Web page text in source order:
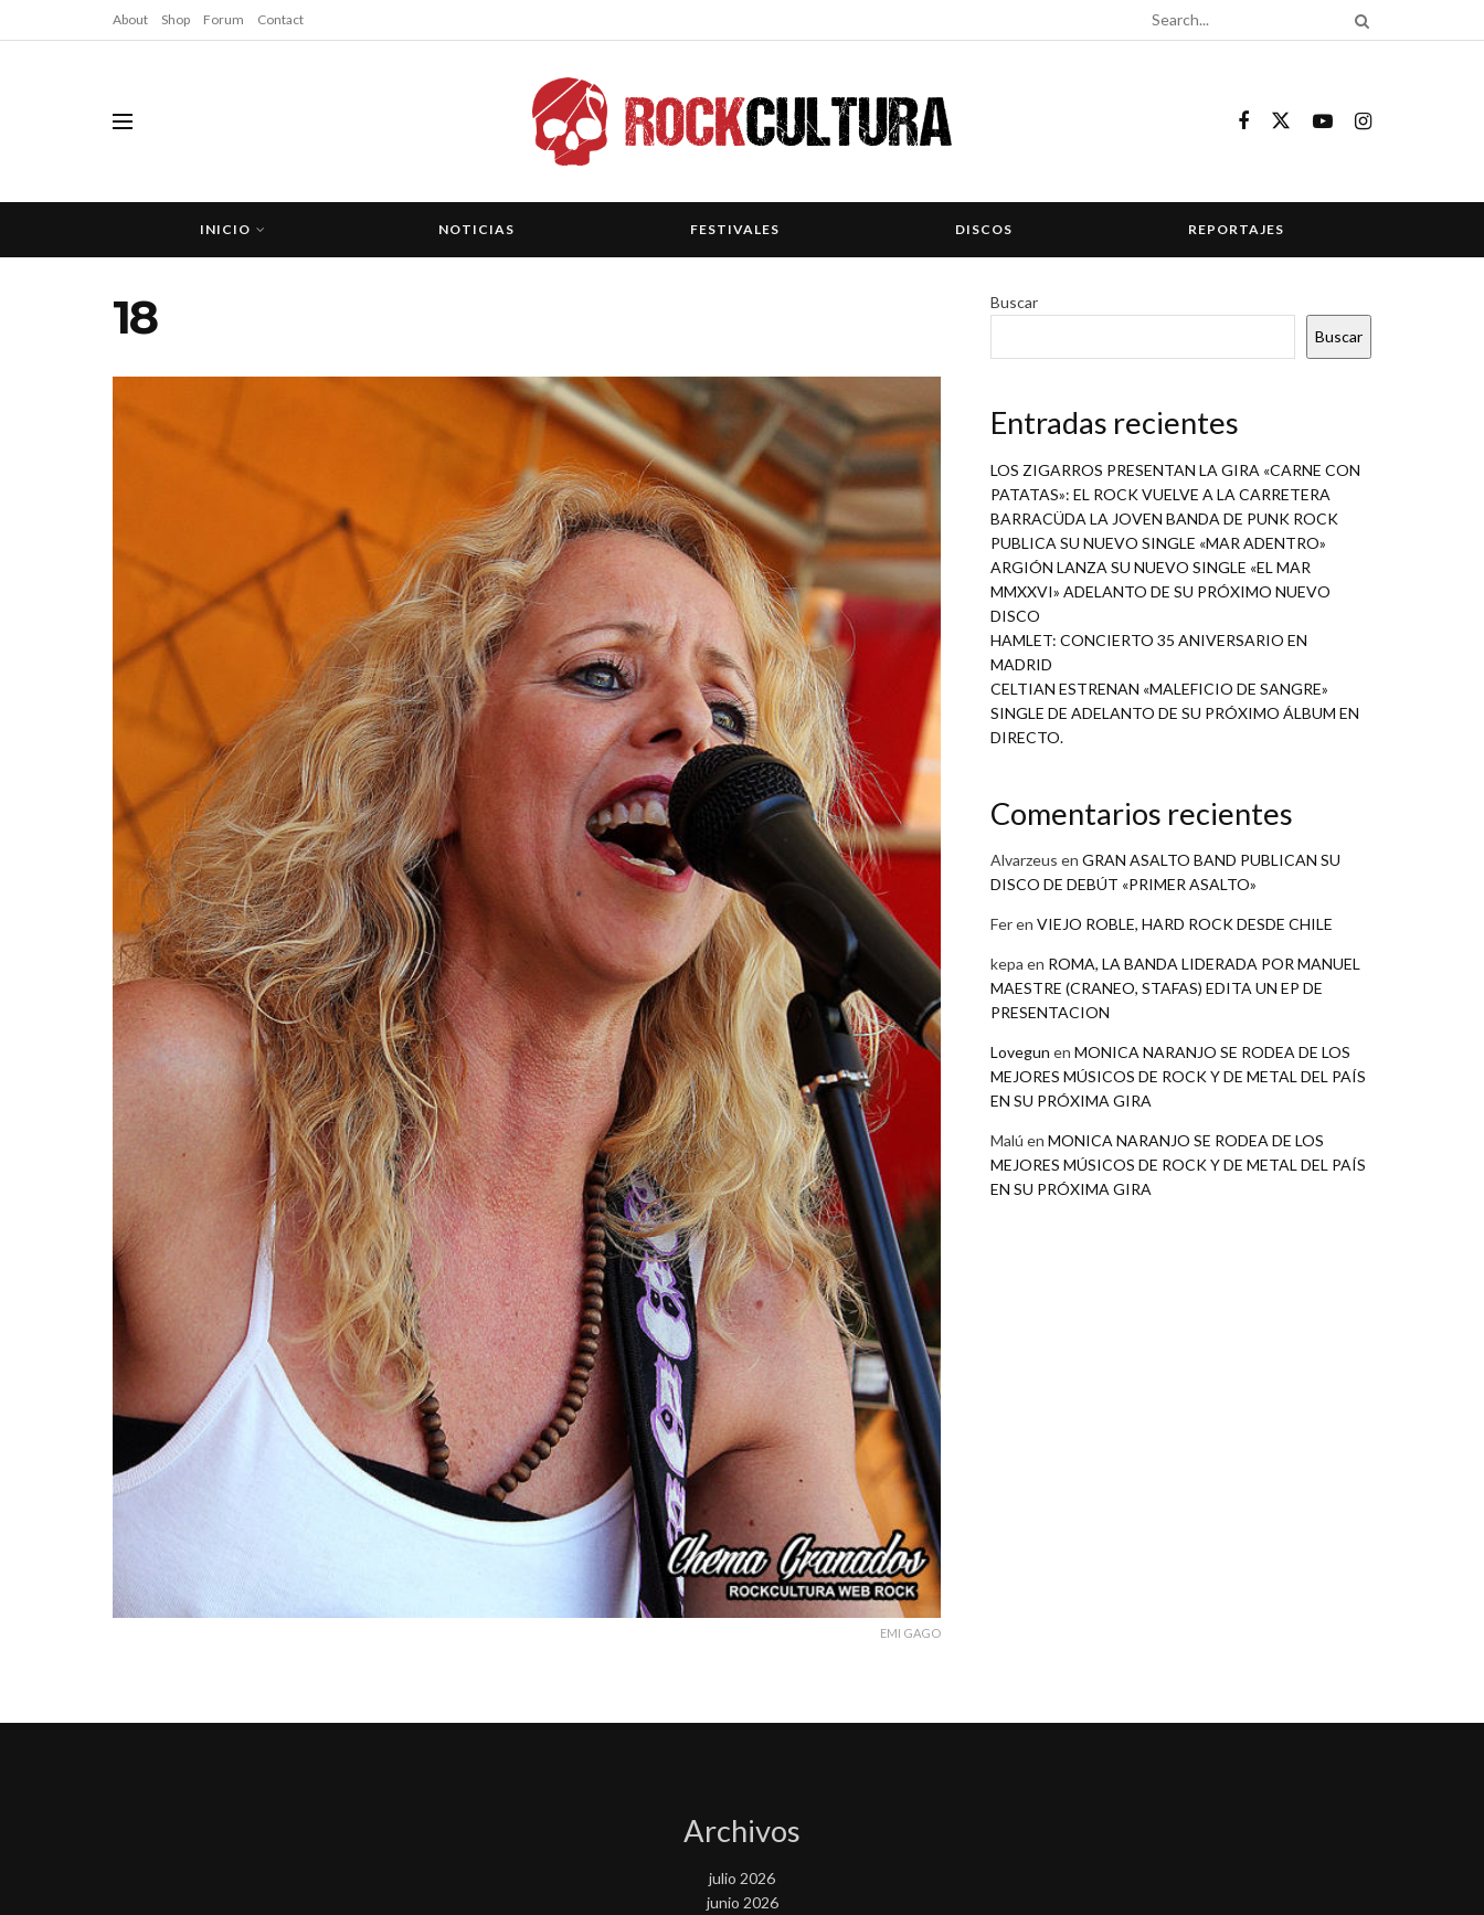
About Shop Forum Contact
INICIO NOTICIAS FESTIVALES DISCOS REPORTAJES
18
EMI GAGO
Buscar
Buscar
Entradas recientes
LOS ZIGARROS PRESENTAN LA GIRA «CARNE CON
PATATAS»: EL ROCK VUELVE A LA CARRETERA
BARRACÜDA LA JOVEN BANDA DE PUNK ROCK
PUBLICA SU NUEVO SINGLE «MAR ADENTRO»
ARGIÓN LANZA SU NUEVO SINGLE «EL MAR
MMXXVI» ADELANTO DE SU PRÓXIMO NUEVO
DISCO
HAMLET: CONCIERTO 35 ANIVERSARIO EN
MADRID
CELTIAN ESTRENAN «MALEFICIO DE SANGRE»
SINGLE DE ADELANTO DE SU PRÓXIMO ÁLBUM EN
DIRECTO.
Comentarios recientes
Alvarzeus en GRAN ASALTO BAND PUBLICAN SU
DISCO DE DEBÚT «PRIMER ASALTO»
Feren VIEJO ROBLE, HARD ROCK DESDE CHILE
kepa en ROMA, LA BANDA LIDERADA POR MANUEL
MAESTRE (CRANEO, STAFAS) EDITA UN EP DE
PRESENTACION
Lovegun en MONICA NARANJO SE RODEA DE LOS
MEJORES MÚSICOS DE ROCK Y DE METAL DEL PAÍS
EN SU PRÓXIMA GIRA
Malú en MONICA NARANJO SE RODEA DE LOS
MEJORES MÚSICOS DE ROCK Y DE METAL DEL PAÍS
EN SU PRÓXIMA GIRA
Archivos
julio 2026
junio 2026